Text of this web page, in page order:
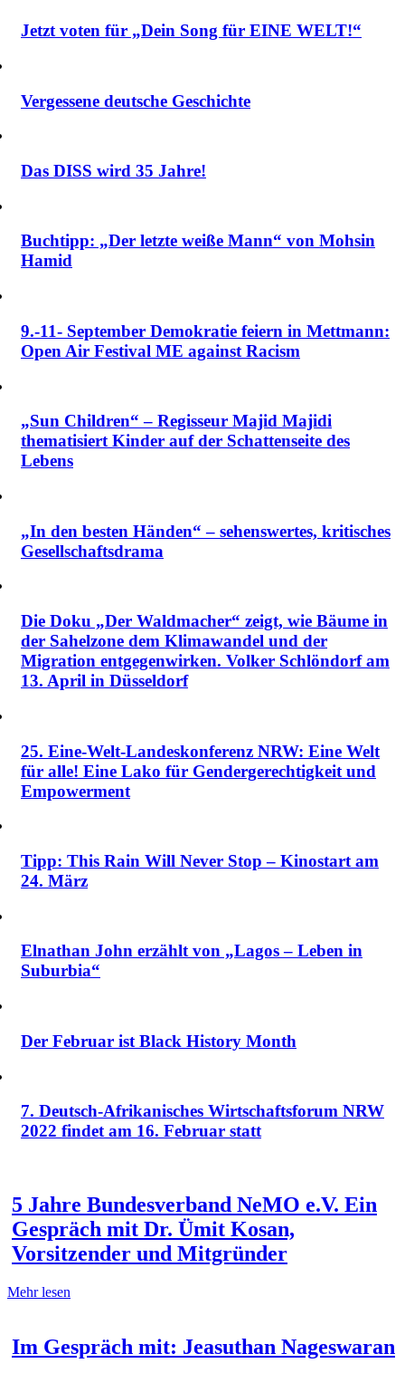
Jetzt voten für „Dein Song für EINE WELT!“
Vergessene deutsche Geschichte
Das DISS wird 35 Jahre!
Buchtipp: „Der letzte weiße Mann“ von Mohsin
Hamid
9.-11- September Demokratie feiern in Mettmann:
Open Air Festival ME against Racism
„Sun Children“ – Regisseur Majid Majidi
thematisiert Kinder auf der Schattenseite des
Lebens
„In den besten Händen“ – sehenswertes, kritisches
Gesellschaftsdrama
Die Doku „Der Waldmacher“ zeigt, wie Bäume in
der Sahelzone dem Klimawandel und der
Migration entgegenwirken. Volker Schlöndorf am
13. April in Düsseldorf
25. Eine-Welt-Landeskonferenz NRW: Eine Welt
für alle! Eine Lako für Gendergerechtigkeit und
Empowerment
Tipp: This Rain Will Never Stop – Kinostart am
24. März
Elnathan John erzählt von „Lagos – Leben in
Suburbia“
Der Februar ist Black History Month
7. Deutsch-Afrikanisches Wirtschaftsforum NRW
2022 findet am 16. Februar statt
5 Jahre Bundesverband NeMO e.V. Ein
Gespräch mit Dr. Ümit Kosan,
Vorsitzender und Mitgründer
Mehr lesen
Im Gespräch mit: Jeasuthan Nageswaran